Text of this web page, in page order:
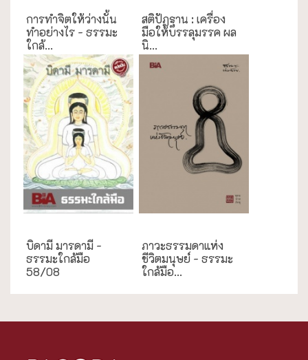
การทำจิตให้ว่างนั้น
ทำอย่างไร - ธรรมะ
ใกล้...
สติปัฏฐาน : เครื่อง
มือให้บรรลุมรรค ผล
นิ...
บิดามี มารดามี -
ธรรมะใกล้มือ
58/08
ภาวะธรรมดาแห่ง
ชีวิตมนุษย์ - ธรรมะ
ใกล้มือ...